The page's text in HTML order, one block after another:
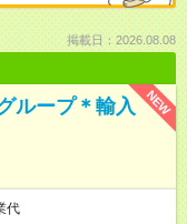
掲載日：2026.08.08
NEW
ループ＊輸入
代